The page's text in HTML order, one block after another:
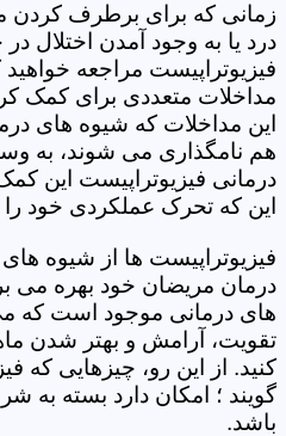
زمانی که برای برطرف
درد یا به وجود آمدن اختلال
فیزیوتراپیست مراجعه خواهید
مداخلات متعددی برای کمک
این مداخلات که شیوه های
هم نامگذاری می شوند، به
درمانی فیزیوتراپیست این
این که تحرک عملکردی خود را
فیزیوتراپیست ها از شیوه
درمان مریضان خود بهره می
های درمانی موجود است که می
تقویت، آرامش و بهتر شدن
کنید. از این رو، چیزهایی که
گویند ؛ امکان دارد بسته به
باشد.